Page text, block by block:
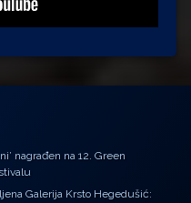
nagrađen na 12. Green
Galerija Krsto Hegedušić: